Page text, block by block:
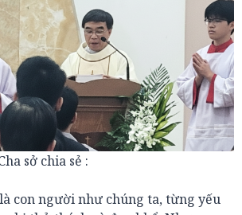
sở chia sẻ :
con người như chúng ta, từng yếu